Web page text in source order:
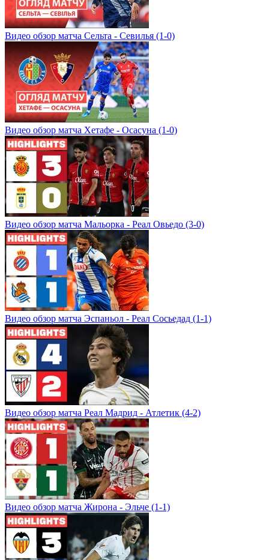
Видео обзор матча Сельта - Севилья (1-0)
Видео обзор матча Хетафе - Осасуна (1-0)
Видео обзор матча Мальорка - Реал Овьедо (3-0)
Видео обзор матча Эспаньол - Реал Сосьедад (1-1)
Видео обзор матча Реал Мадрид - Атлетик (4-2)
Видео обзор матча Жирона - Эльче (1-1)